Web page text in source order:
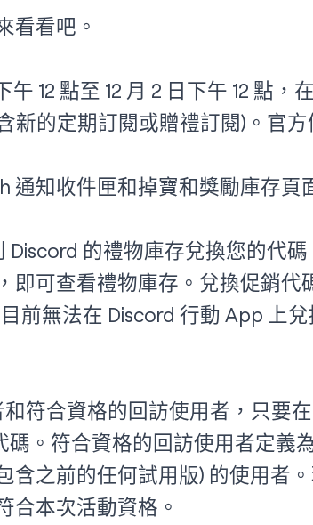
看看吧。
午 12 點至 12 月 2 日下午 12 點
新的定期訂閱或贈禮訂閱)。官
通知收件匣和掉寶和獎勵庫存頁
的禮物庫存兌換您的代
即可查看禮物庫存。兌換促銷代
前無法在 Discord 行動 App 上兌
符合資格的回訪使用者，只要
碼。符合資格的回訪使用者定義
含之前的任何試用版) 的使用者
合本次活動資格。